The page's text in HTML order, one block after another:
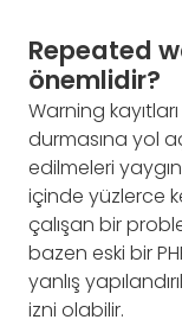
Repeated
önemlidir?
Warning
durmasına yol
edilmeleri
içinde yüzlerce
çalışan bir
bazen eski bir
yanlış
izni olabilir.